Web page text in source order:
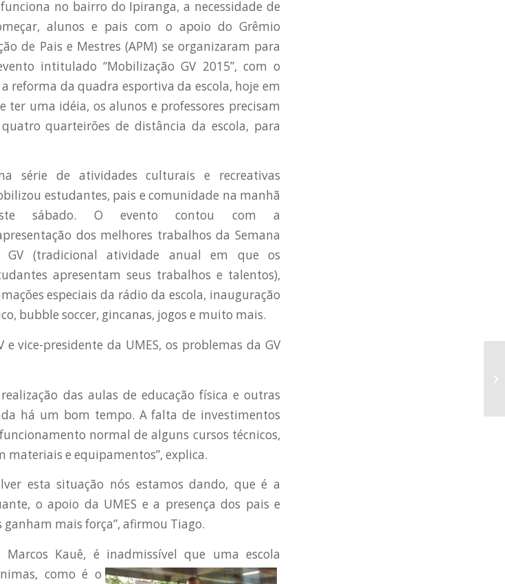
no bairro do Ipiranga, a necessidade de
alunos e pais com o apoio do Grêmio
de Pais e Mestres (APM) se organizaram para
intitulado “Mobilização GV 2015”, com o
reforma da quadra esportiva da escola, hoje em
ter uma idéia, os alunos e professores precisam
quarteirões de distância da escola, para
série de atividades culturais e recreativas
estudantes, pais e comunidade na manhã
sábado. O evento contou com a
dos melhores trabalhos da Semana
GV (tradicional atividade anual em que os
apresentam seus trabalhos e talentos),
especiais da rádio da escola, inauguração
bubble soccer, gincanas, jogos e muito mais.
e vice-presidente da UMES, os problemas da GV
das aulas de educação física e outras
há um bom tempo. A falta de investimentos
normal de alguns cursos técnicos,
e equipamentos”, explica.
esta situação nós estamos dando, que é a
o apoio da UMES e a presença dos pais e
mais força”, afirmou Tiago.
Marcos Kauê, é inadmissível que uma escola
como é o